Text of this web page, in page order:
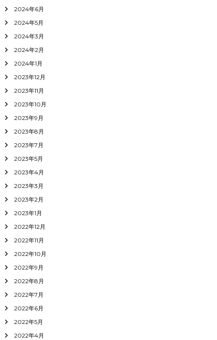
2024年6月
2024年5月
2024年3月
2024年2月
2024年1月
2023年12月
2023年11月
2023年10月
2023年9月
2023年8月
2023年7月
2023年5月
2023年4月
2023年3月
2023年2月
2023年1月
2022年12月
2022年11月
2022年10月
2022年9月
2022年8月
2022年7月
2022年6月
2022年5月
2022年4月